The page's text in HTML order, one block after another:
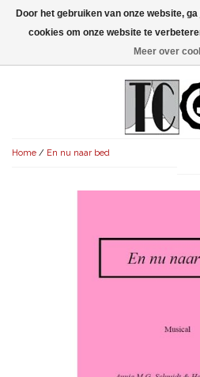
Menu
AVONDVULLEND (+75')
KORT (-30')
AVONDVULLEND (+75')
OVERIG (30'-75')
AVONDVULLEND (+75')
SPEKTAKELSTUKKEN
Home / En nu naar bed
Door het gebruiken van onze website,
cookies om onze website te
Meer over